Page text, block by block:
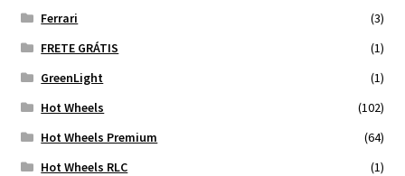
Ferrari
(3)
FRETE GRÁTIS
(1)
GreenLight
(1)
Hot Wheels
(102)
Hot Wheels Premium
(64)
Hot Wheels RLC
(1)